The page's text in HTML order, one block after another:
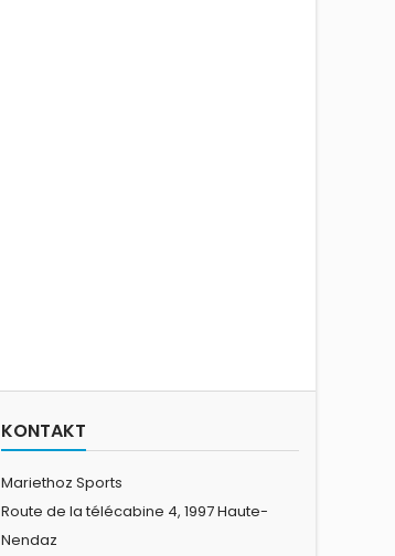
KONTAKT
Mariethoz Sports
Route de la télécabine 4, 1997 Haute-
Nendaz